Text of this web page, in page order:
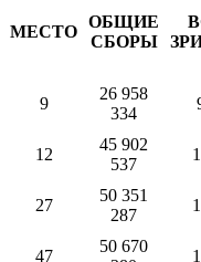
МЕСТО
ОБЩИЕ
СБОРЫ
9
26 958
334
12
45 902
537
27
50 351
287
47
50 670